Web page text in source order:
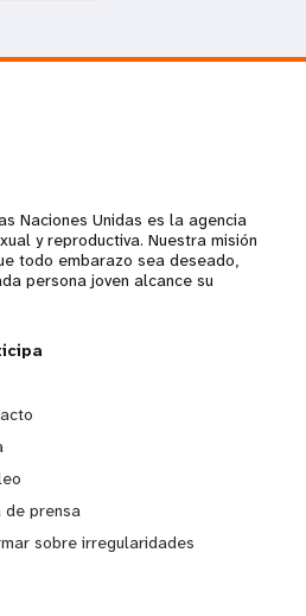
Naciones Unidas es la agencia
y reproductiva. Nuestra misión
todo embarazo sea deseado,
persona joven alcance su
de prensa
sobre irregularidades